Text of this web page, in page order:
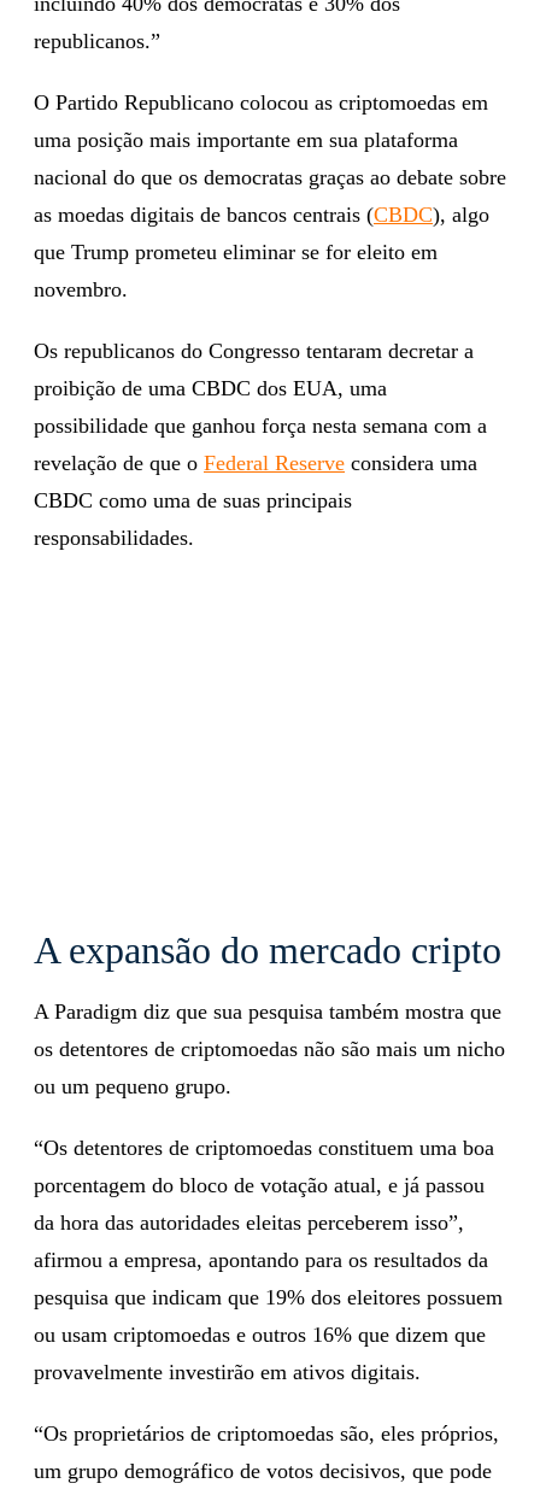
republicanos.”
O Partido Republicano colocou as criptomoedas em
uma posição mais importante em sua plataforma
nacional do que os democratas graças ao debate sobre
as moedas digitais de bancos centrais (CBDC), algo
que Trump prometeu eliminar se for eleito em
novembro.
Os republicanos do Congresso tentaram decretar a
proibição de uma CBDC dos EUA, uma
possibilidade que ganhou força nesta semana com a
revelação de que o Federal Reserve considera uma
CBDC como uma de suas principais
responsabilidades.
A expansão do mercado cripto
A Paradigm diz que sua pesquisa também mostra que
os detentores de criptomoedas não são mais um nicho
ou um pequeno grupo.
“Os detentores de criptomoedas constituem uma boa
porcentagem do bloco de votação atual, e já passou
da hora das autoridades eleitas perceberem isso”,
afirmou a empresa, apontando para os resultados da
pesquisa que indicam que 19% dos eleitores possuem
ou usam criptomoedas e outros 16% que dizem que
provavelmente investirão em ativos digitais.
“Os proprietários de criptomoedas são, eles próprios,
um grupo demográfico de votos decisivos, que pode